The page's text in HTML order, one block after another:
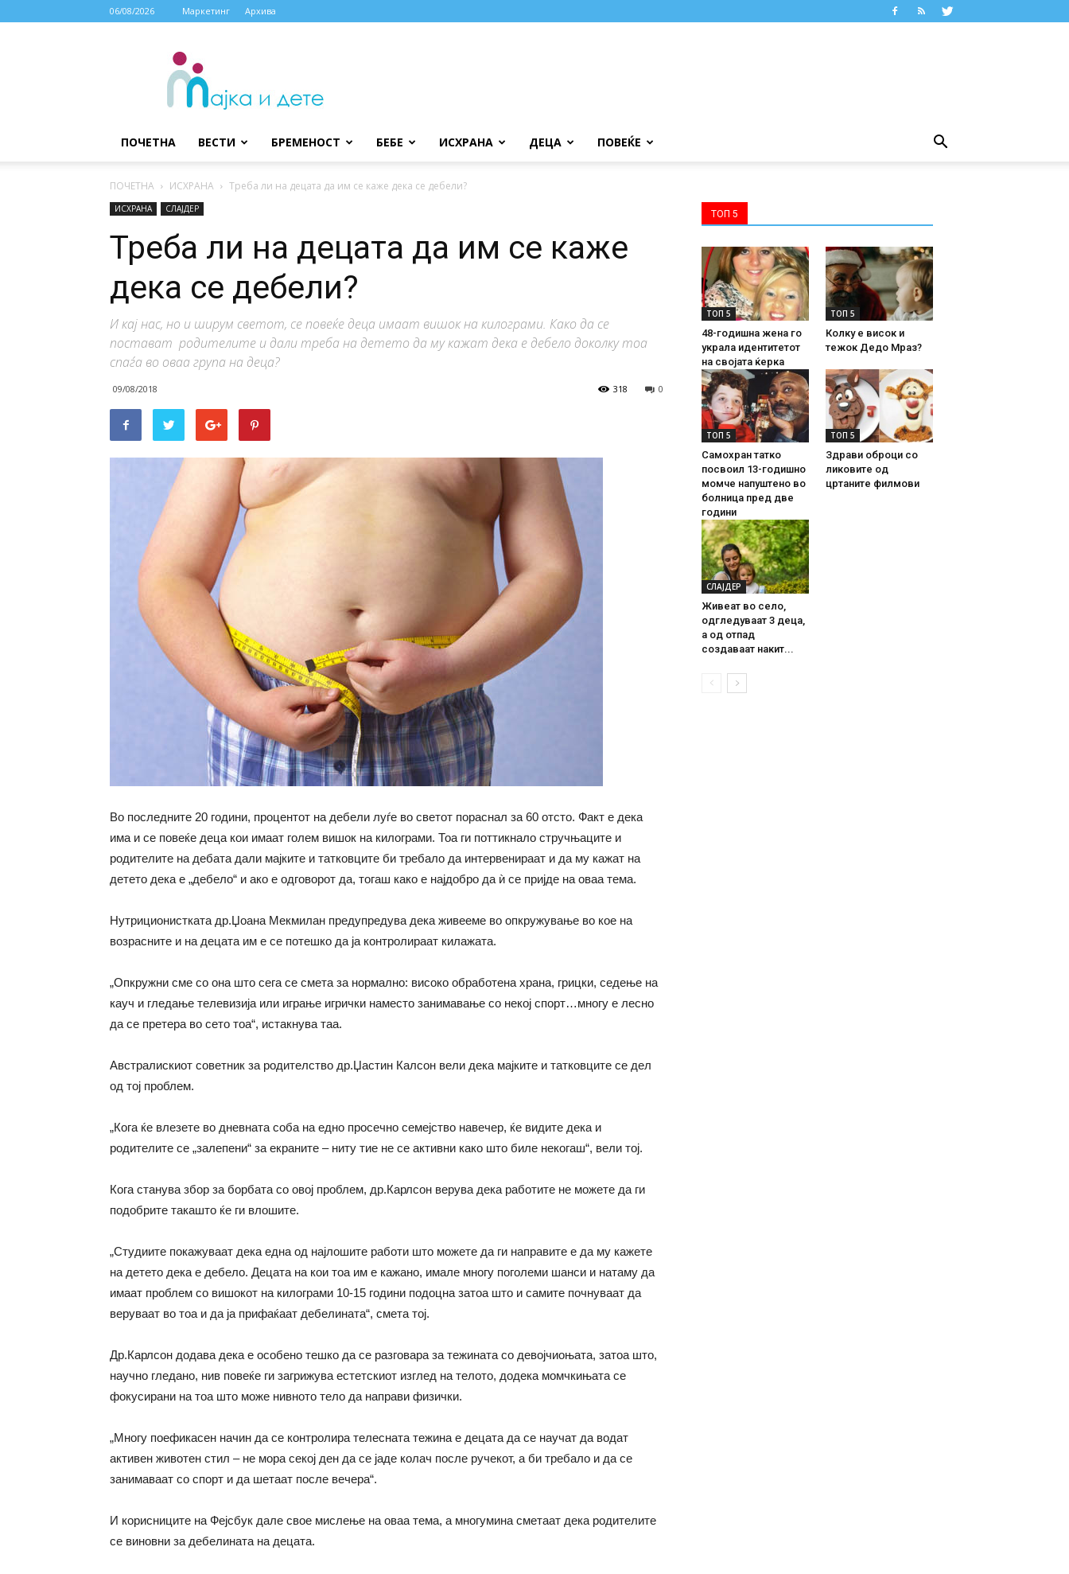
06/08/2026 Маркетинг Архива
МАЈКА
ДЕТЕ
ПОЧЕТНА ВЕСТИ БРЕМЕНОСТ БЕБЕ ИСХРАНА ДЕЦА ПОВЕЌЕ
ПОЧЕТНА ИСХРАНА Треба ли на децата да им се каже дека се дебели?
ИСХРАНА СЛАЈДЕР
Треба ли на децата да им се каже
дека се дебели?
И кај нас, но и ширум светот, се повеќе деца имаат вишок на килограми. Како да се
постават родителите и дали треба на детето да му кажат дека е дебело доколку тоа
спаѓа во оваа група на деца?
09/08/2018 0
318
Во последните 20 години, процентот на дебели луѓе во светот пораснал за 60 отсто. Факт е дека
има и се повеќе деца кои имаат голем вишок на килограми. Тоа ги поттикнало стручњаците и
родителите на дебата дали мајките и татковците би требало да интервенираат и да му кажат на
детето дека е „дебело“ и ако е одговорот да, тогаш како е најдобро да ѝ се пријде на оваа тема.
Нутриционистката др.Џоана Мекмилан предупредува дека живееме во опкружување во кое на
возрасните и на децата им е се потешко да ја контролираат килажата.
„Опкружни сме со она што сега се смета за нормално: високо обработена храна, грицки, седење на
кауч и гледање телевизија или играње игрички наместо занимавање со некој спорт…многу е лесно
да се претера во сето тоа“, истакнува таа.
Австралискиот советник за родителство др.Џастин Калсон вели дека мајките и татковците се дел
од тој проблем.
„Кога ќе влезете во дневната соба на едно просечно семејство навечер, ќе видите дека и
родителите се „залепени“ за екраните – ниту тие не се активни како што биле некогаш“, вели тој.
Кога станува збор за борбата со овој проблем, др.Карлсон верува дека работите не можете да ги
подобрите такашто ќе ги влошите.
„Студиите покажуваат дека една од најлошите работи што можете да ги направите е да му кажете
на детето дека е дебело. Децата на кои тоа им е кажано, имале многу поголеми шанси и натаму да
имаат проблем со вишокот на килограми 10-15 години подоцна затоа што и самите почнуваат да
веруваат во тоа и да ја прифаќаат дебелината“, смета тој.
Др.Карлсон додава дека е особено тешко да се разговара за тежината со девојчиоњата, затоа што,
научно гледано, нив повеќе ги загрижува естетскиот изглед на телото, додека момчкињата се
фокусирани на тоа што може нивното тело да направи физички.
„Многу поефикасен начин да се контролира телесната тежина е децата да се научат да водат
активен животен стил – не мора секој ден да се јаде колач после ручекот, а би требало и да се
занимаваат со спорт и да шетаат после вечера“.
И корисниците на Фејсбук дале свое мислење на оваа тема, а многумина сметаат дека родителите
се виновни за дебелината на децата.
ТОП 5
ТОП 5
48-годишна жена го
украла идентитетот
на својата ќерка
ТОП 5
Колку е висок и
тежок Дедо Мраз?
ТОП 5
Самохран татко
посвоил 13-годишно
момче напуштено во
болница пред две
години
ТОП 5
Здрави оброци со
ликовите од
цртаните филмови
СЛАЈДЕР
Живеат во село,
одгледуваат 3 деца,
а од отпад
создаваат накит...